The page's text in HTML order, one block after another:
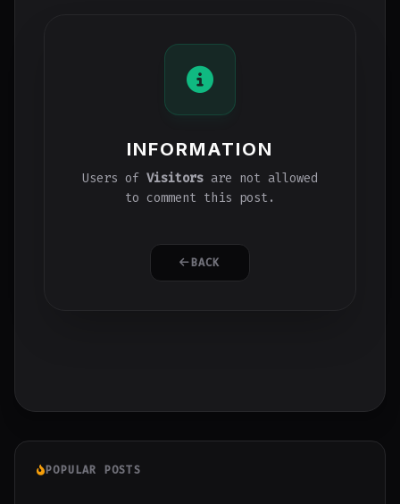
INFORMATION
Users of Visitors are not allowed
to comment this post.
BACK
POPULAR POSTS